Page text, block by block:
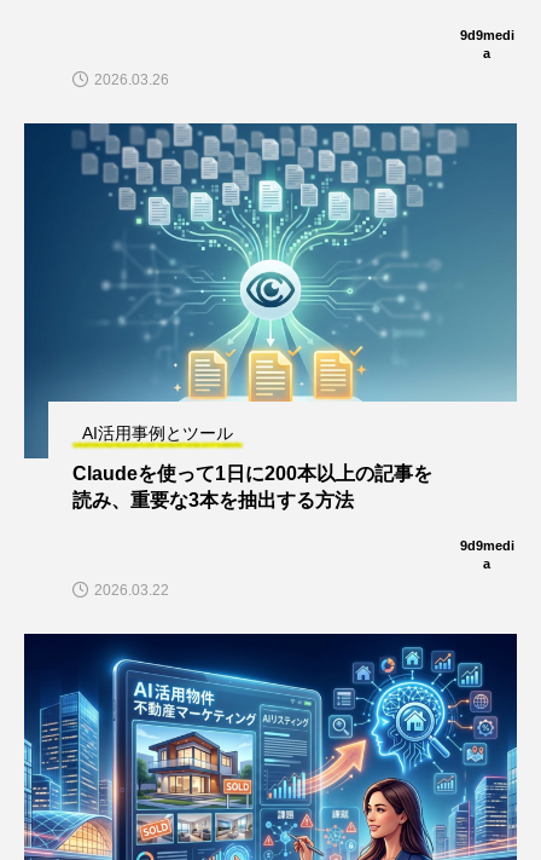
9d9medi
a
2026.03.26
AI活用事例とツール
Claudeを使って1日に200本以上の記事を
読み、重要な3本を抽出する方法
9d9medi
a
2026.03.22